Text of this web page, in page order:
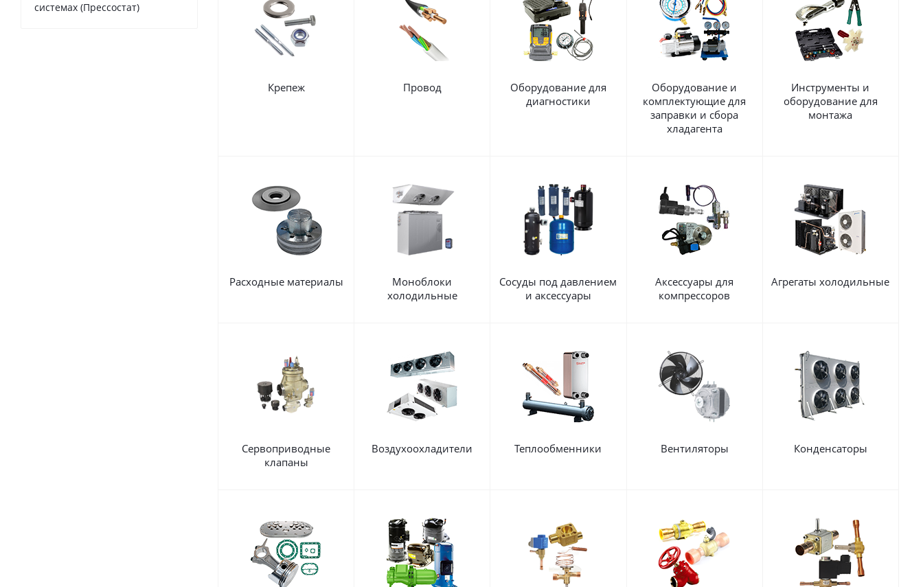
Крепеж Провод
Оборудование для
диагностики
Оборудование и
комплектующие для
заправки и сбора
хладагента
Инструменты и
оборудование для
монтажа
Расходные материалы
Моноблоки
холодильные
Сосуды под давлением
и аксессуары
Аксессуары для
компрессоров
Агрегаты холодильные
Сервоприводные
клапаны
Воздухоохладители Теплообменники Вентиляторы Конденсаторы
системах (Прессостат)